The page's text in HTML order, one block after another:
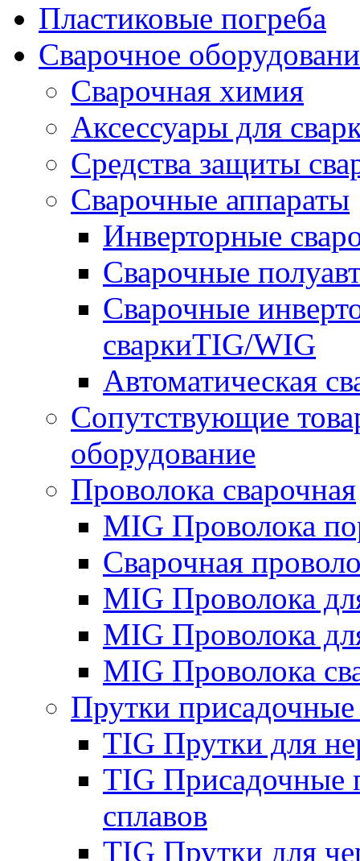
Пластиковые погреба
Сварочное
Сварочная химия
Аксессуары для
Средства защиты
Сварочные аппараты
Инверторные
Сварочные
Сварочные
сваркиTIG/WIG
Автоматическая
Сопутствующие
оборудование
Проволока сварочная
MIG Проволока
Сварочная
MIG Проволока
MIG Проволока
MIG Проволока
Прутки
TIG Прутки для
TIG Присадочные
сплавов
TIG Прутки для